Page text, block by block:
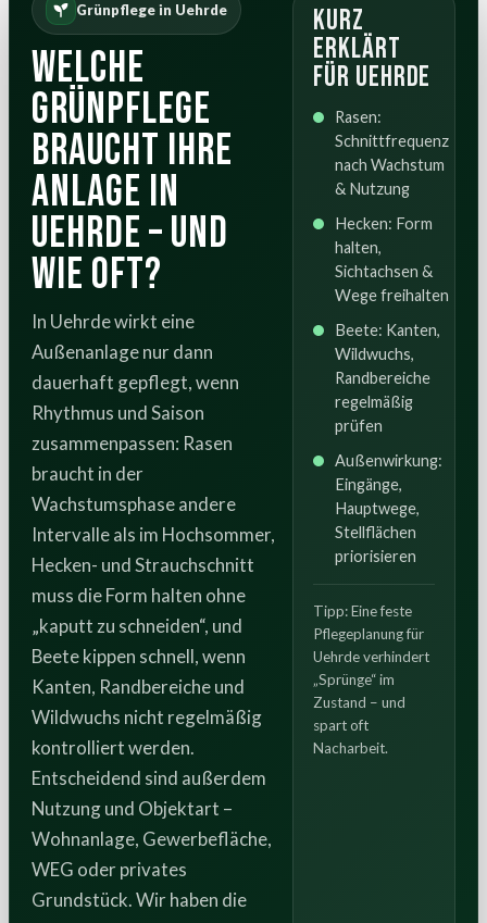
Grünpflege in Uehrde
Welche
Grünpflege
braucht Ihre
Anlage in
Uehrde – und
wie oft?
In Uehrde wirkt eine
Außenanlage nur dann
dauerhaft gepflegt, wenn
Rhythmus und Saison
zusammenpassen: Rasen
braucht in der
Wachstumsphase andere
Intervalle als im Hochsommer,
Hecken- und Strauchschnitt
muss die Form halten ohne
„kaputt zu schneiden“, und
Beete kippen schnell, wenn
Kanten, Randbereiche und
Wildwuchs nicht regelmäßig
kontrolliert werden.
Entscheidend sind außerdem
Nutzung und Objektart –
Wohnanlage, Gewerbefläche,
WEG oder privates
Grundstück. Wir haben die
Kurz
erklärt
für Uehrde
Rasen:
Schnittfrequenz
nach Wachstum
& Nutzung
Hecken: Form
halten,
Sichtachsen &
Wege freihalten
Beete: Kanten,
Wildwuchs,
Randbereiche
regelmäßig
prüfen
Außenwirkung:
Eingänge,
Hauptwege,
Stellflächen
priorisieren
Tipp: Eine feste
Pflegeplanung für
Uehrde verhindert
„Sprünge“ im
Zustand – und
spart oft
Nacharbeit.